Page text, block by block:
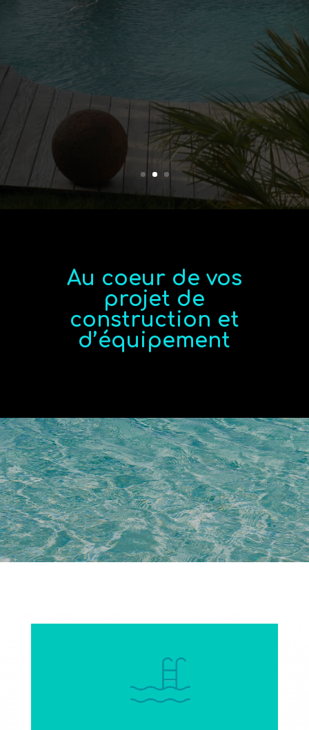
Au coeur de vos
projet de
construction et
d’équipement